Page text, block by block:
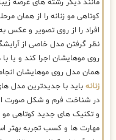
کوتاهی مو زنانه را از همان
افراد را از روی تصویر و عکس
نظر گرفتن مدل خاصی از
روی موهایشان اجرا کند و یا
همان مدل روی موهایشان
زنانه باید با جدیدترین مدل
در شناخت فرم و شکل صورت
و تکنیک های جدید کوتاهی مو
مهارت ها و کسب تجربه بهتر